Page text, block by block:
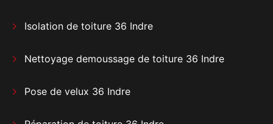
Isolation de toiture 36 Indre
Nettoyage demoussage de toiture 36 Indre
Pose de velux 36 Indre